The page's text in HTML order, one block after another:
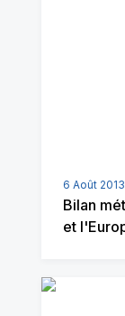
6 Août 2013
Bilan
et